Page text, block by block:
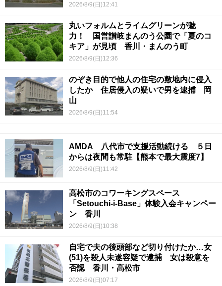
2026/8/9(日)12:41
丸いフォルムとライムグリーンが魅
力！ 国営讃岐まんのう公園で「夏のコ
キア」が見頃 香川・まんのう町
2026/8/9(日)12:36
のぞき目的で他人の住宅の敷地内に侵入
したか 住居侵入の疑いで男を逮捕 岡
山
2026/8/9(日)11:54
AMDA 八代市で支援活動続ける ５日
からは夜間も常駐【熊本で最大震度7】
2026/8/9(日)11:42
高松市のコワーキングスペース
「Setouchi-i-Base」体験入会キャンペー
ン 香川
2026/8/9(日)10:38
自宅で夫の後頭部など切り付けたか…女
(51)を殺人未遂容疑で逮捕 女は殺意を
否認 香川・高松市
2026/8/9(日)07:17